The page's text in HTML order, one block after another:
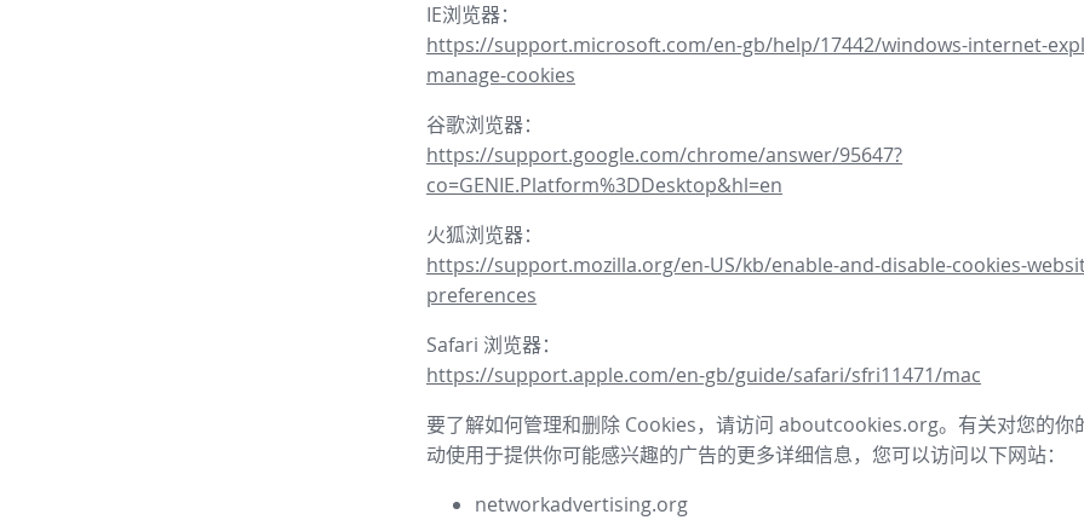
IE浏览器：
https://support.microsoft.com/en-gb/help/17442/windows-internet-
manage-cookies
谷歌浏览器：
https://support.google.com/chrome/answer/95647?
co=GENIE.Platform%3DDesktop&hl=en
火狐浏览器：
https://support.mozilla.org/en-US/kb/enable-and-disable-cookies-
preferences
Safari 浏览器：
https://support.apple.com/en-gb/guide/safari/sfri11471/mac
要了解如何管理和删除 Cookies，请访问 aboutcookies.org。有关对您的你
动使用于提供你可能感兴趣的广告的更多详细信息，您可以访问以下网站：
networkadvertising.org